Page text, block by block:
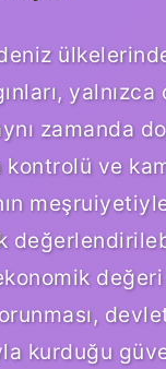
zamanda
kontrolü ve
kurduğu